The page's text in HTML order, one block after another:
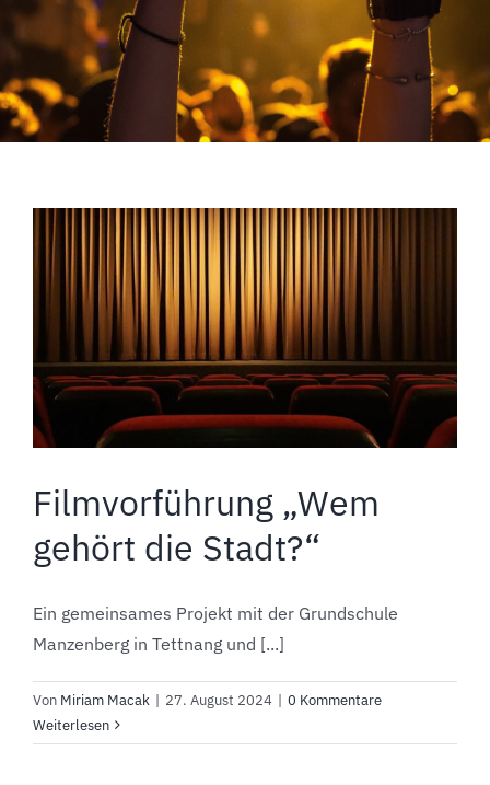
Filmvorführung „Wem
gehört die Stadt?“
Ein gemeinsames Projekt mit der Grundschule
Manzenberg in Tettnang und [...]
Von Miriam Macak | 27. August 2024 | 0 Kommentare
Weiterlesen